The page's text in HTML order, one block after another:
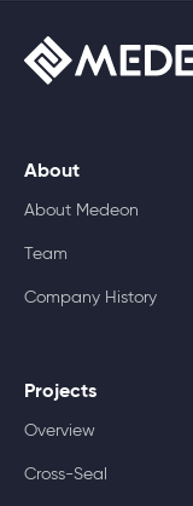
About
About Medeon
Team
Company History
Projects
Overview
Cross-Seal